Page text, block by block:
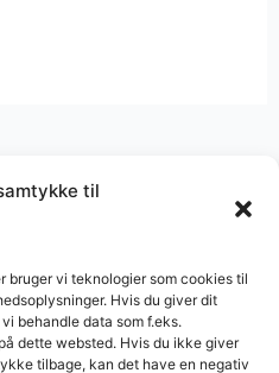
til
bruger vi teknologier som cookies til
Hvis du giver dit
behandle data som f.eks.
dette websted. Hvis du ikke giver
tilbage, kan det have en negativ
BasimWorld
WordPress